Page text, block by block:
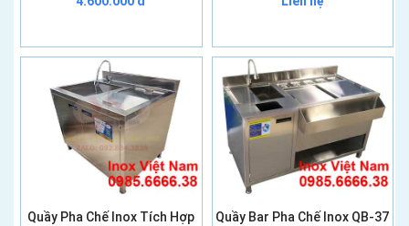
Quầy Pha Chế Inox Tích Hợp
Quầy Bar Pha Chế Inox QB-37